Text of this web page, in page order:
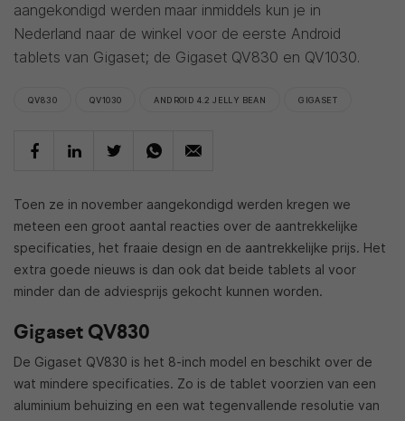
aangekondigd werden maar inmiddels kun je in
Nederland naar de winkel voor de eerste Android
tablets van Gigaset; de Gigaset QV830 en QV1030.
QV830 QV1030 ANDROID 4.2 JELLY BEAN GIGASET
Toen ze in november aangekondigd werden kregen we
meteen een groot aantal reacties over de aantrekkelijke
specificaties, het fraaie design en de aantrekkelijke prijs. Het
extra goede nieuws is dan ook dat beide tablets al voor
minder dan de adviesprijs gekocht kunnen worden.
Gigaset QV830
De Gigaset QV830 is het 8-inch model en beschikt over de
wat mindere specificaties. Zo is de tablet voorzien van een
aluminium behuizing en een wat tegenvallende resolutie van